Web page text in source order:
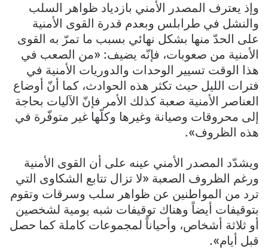
وإذ يعترف المصدر الأمني بازدياد ظواهر السلب
والنشل في طرابلس وبعدم قدرة القوى الأمنية
على الحدّ منها بشكل نهائي بسبب ما تمرّ به القوى
الأمنية من صعوبات، فإنّه يضيف: «من الصعب في
هذا الوقت تسيير الوحدات والدوريات الأمنية في
فترات الليل حيث تكثر هذه الحوادث، كما أنّ أوضاع
العناصر الأمنية صعبة كذلك الأمر فإنّ الآليات بحاجة
إلى محروقات وصيانة وغيرها وكلّها غير متوفّرة في
هذه الظروف».
ويشدّد المصدر الأمني عينه على أن القوى الأمنية
ورغم الظروف الصعبة «لا تزال تتابع الشكاوى التي
ترد من المواطنين عن ظواهر سلب وسرقات وتقوم
بتوقيفات أيضاً وهناك توقيفات شبه يومية لشخصين
أو ثلاثة أشخاص، وأحياناً لمجموعات كاملة كما حصل
قبل أيام».